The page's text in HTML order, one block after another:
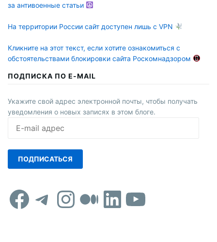
за антивоенные статьи
На территории России сайт доступен лишь с VPN
Кликните на этот текст, если хотите ознакомиться с
обстоятельствами блокировки сайта Роскомнадзором
ПОДПИСКА ПО E-MAIL
Укажите свой адрес электронной почты, чтобы получать
уведомления о новых записях в этом блоге.
mail
ПОДПИСАТЬСЯ
Facebook
Telegram
Instagram
Средний
LinkedIn